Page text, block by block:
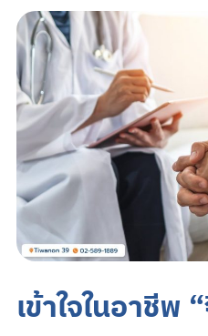
เข้าใจในอาชีพ